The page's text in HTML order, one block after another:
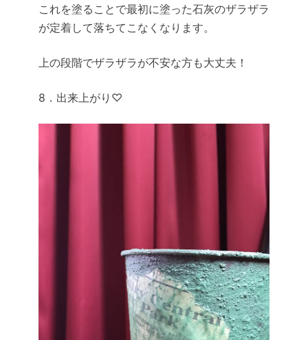
これを塗ることで最初に塗った石灰のザラザラ
が定着して落ちてこなくなります。
上の段階でザラザラが不安な方も大丈夫！
8．出来上がり♡